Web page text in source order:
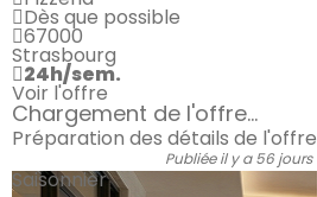
Dès que possible
67000
Strasbourg
24h/sem.
Voir l'offre
Chargement de l'offre...
Préparation des détails de l'offre
Publiée il y a 56 jours
Saisonnier